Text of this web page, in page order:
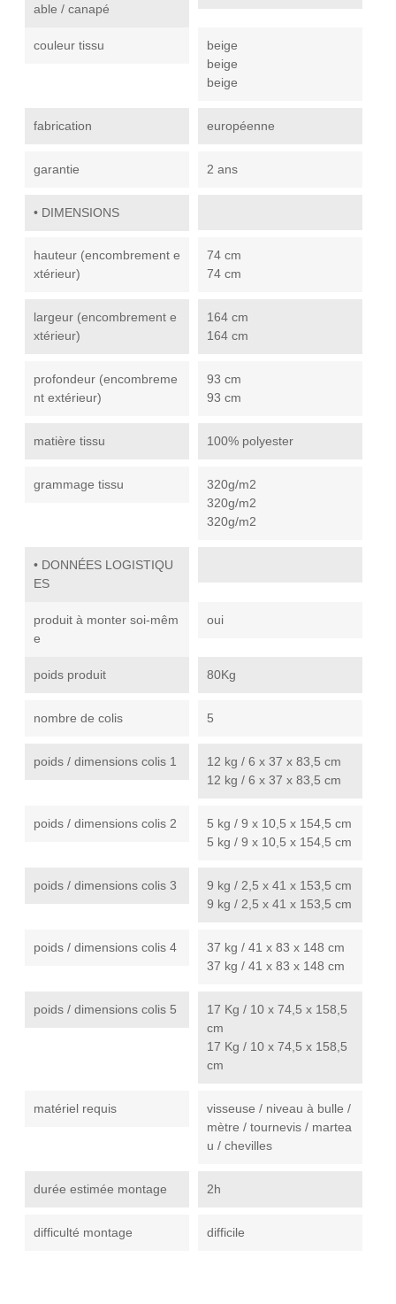
able / canapé
couleur tissu
beige
beige
beige
fabrication européenne
garantie 2 ans
• DIMENSIONS
hauteur (encombrement e
xtérieur)
74 cm
74 cm
largeur (encombrement e
xtérieur)
164 cm
164 cm
profondeur (encombreme
nt extérieur)
93 cm
93 cm
matière tissu 100% polyester
grammage tissu
320g/m2
320g/m2
320g/m2
• DONNÉES LOGISTIQU
ES
produit à monter soi-mêm
e
oui
poids produit 80Kg
nombre de colis 5
poids / dimensions colis 1
12 kg / 6 x 37 x 83,5 cm
12 kg / 6 x 37 x 83,5 cm
poids / dimensions colis 2
5 kg / 9 x 10,5 x 154,5 cm
5 kg / 9 x 10,5 x 154,5 cm
poids / dimensions colis 3
9 kg / 2,5 x 41 x 153,5 cm
9 kg / 2,5 x 41 x 153,5 cm
poids / dimensions colis 4
37 kg / 41 x 83 x 148 cm
37 kg / 41 x 83 x 148 cm
poids / dimensions colis 5
17 Kg / 10 x 74,5 x 158,5
cm
17 Kg / 10 x 74,5 x 158,5
cm
matériel requis
visseuse / niveau à bulle /
mètre / tournevis / martea
u / chevilles
durée estimée montage 2h
difficulté montage difficile